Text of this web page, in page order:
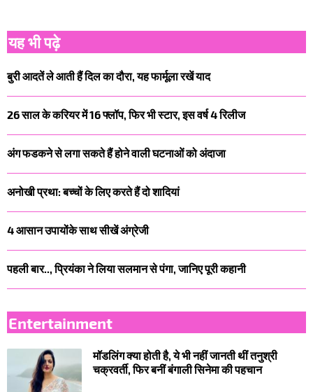
यह भी पढ़े
बुरी आदतें ले आती हैं दिल का दौरा, यह फार्मूला रखें याद
26 साल के करियर में 16 फ्लॉप, फिर भी स्टार, इस वर्ष 4 रिलीज
अंग फडकने से लगा सकते हैं होने वाली घटनाओं को अंदाजा
अनोखी प्रथा: बच्चों के लिए करते हैं दो शादियां
4 आसान उपायोंके साथ सीखें अंग्रेजी
पहली बार.., प्रियंका ने लिया सलमान से पंगा, जानिए पूरी कहानी
Entertainment
मॉडलिंग क्या होती है, ये भी नहीं जानती थीं तनुश्री
चक्रवर्ती, फिर बनीं बंगाली सिनेमा की पहचान